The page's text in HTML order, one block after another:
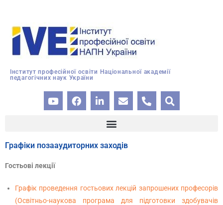
Інститут професійної освіти Національної академії
педагогічних наук України
Графіки позааудиторних заходів
Гостьові лекції
Графік проведення гостьових лекцій запрошених професорів
(Освітньо-наукова програма для підготовки здобувачів